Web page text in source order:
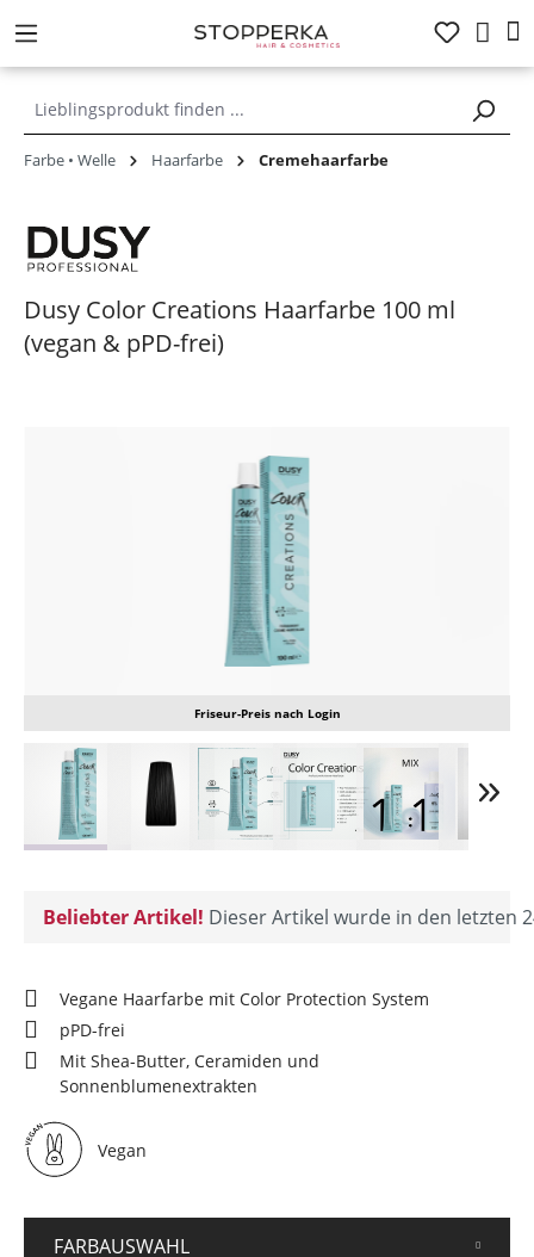
springen
Farbe • Welle Haarfarbe Cremehaarfarbe
Dusy Color Creations Haarfarbe 100 ml
(vegan & pPD-frei)
Friseur-Preis nach Login
Beliebter Artikel! Dieser Artikel wurde in den letzten
Vegane Haarfarbe mit Color Protection System
pPD-frei
Mit Shea-Butter, Ceramiden und
Sonnenblumenextrakten
Vegan
FARBAUSWAHL